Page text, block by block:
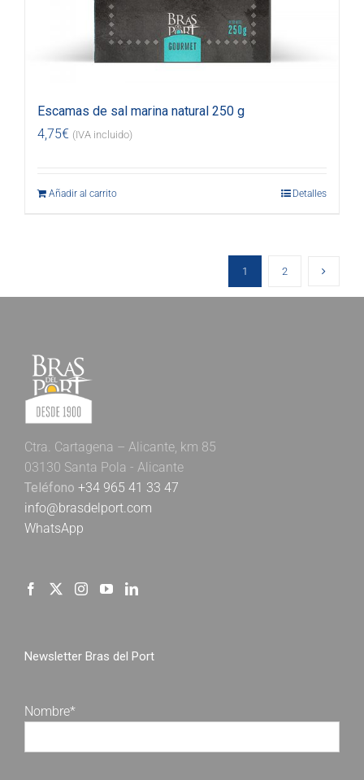
Escamas de sal marina natural 250 g
4,75€ (IVA incluido)
Añadir al carrito Detalles
1 2
Ctra. Cartagena – Alicante, km 85
03130 Santa Pola - Alicante
Teléfono +34 965 41 33 47
info@brasdelport.com
WhatsApp
Newsletter Bras del Port
Nombre*